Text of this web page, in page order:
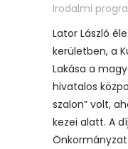
Irodalmi
Lator László
kerületben, a
Lakása a
hivatalos
szalon” volt,
kezei alatt. A